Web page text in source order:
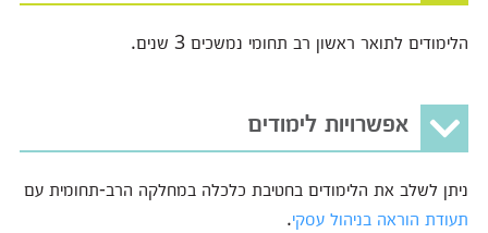
הלימודים לתואר ראשון רב תחומי נמשכים 3 שנים.
אפשרויות לימודים
ניתן לשלב את הלימודים בחטיבת כלכלה במחלקה הרב-תחומית עם
תעודת הוראה בניהול עסקי.